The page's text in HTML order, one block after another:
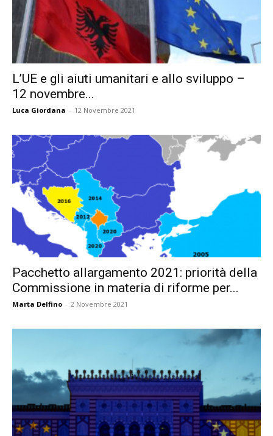
L’UE e gli aiuti umanitari e allo sviluppo –
12 novembre...
Luca Giordana - 12 Novembre 2021
Pacchetto allargamento 2021: priorità della
Commissione in materia di riforme per...
Marta Delfino - 2 Novembre 2021